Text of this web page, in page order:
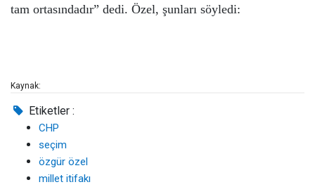
tam ortasındadır” dedi. Özel, şunları söyledi:
Kaynak:
Etiketler :
CHP
seçim
özgür özel
millet itifakı